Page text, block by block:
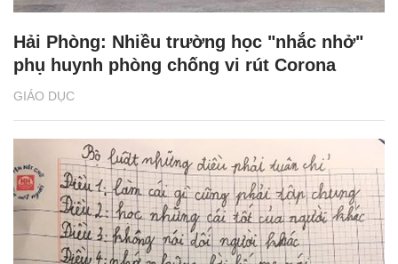
GIÁO DỤC
Hải Phòng: Nhiều trường học "nhắc nhở"
phụ huynh phòng chống vi rút Corona